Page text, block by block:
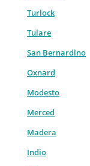
Turlock
Tulare
San Bernardino
Oxnard
Modesto
Merced
Madera
Indio